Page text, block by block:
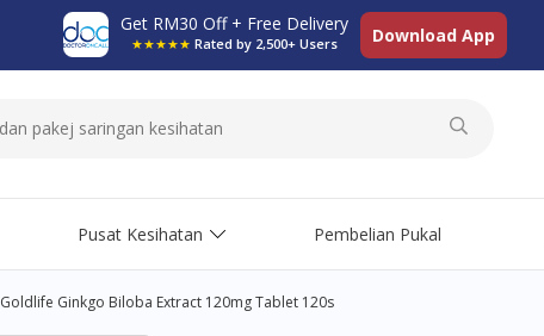
Get RM30 Off + Free Delivery
★★★★★ Rated by 2,500+ Users Download App
Pusat Kesihatan Pembelian Pukal
Goldlife Ginkgo Biloba Extract 120mg Tablet 120s